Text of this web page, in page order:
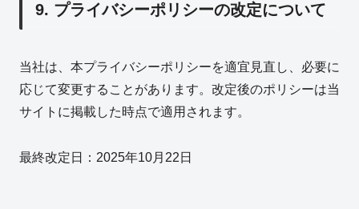
9. プライバシーポリシーの改定について
当社は、本プライバシーポリシーを適宜見直し、必要に
応じて変更することがあります。改定後のポリシーは当
サイトに掲載した時点で適用されます。
最終改定日：2025年10月22日